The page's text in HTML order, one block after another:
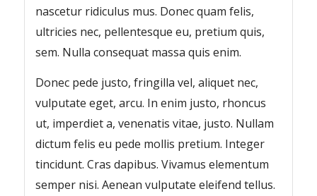
nascetur ridiculus mus. Donec quam felis,
ultricies nec, pellentesque eu, pretium quis,
sem. Nulla consequat massa quis enim.
Donec pede justo, fringilla vel, aliquet nec,
vulputate eget, arcu. In enim justo, rhoncus
ut, imperdiet a, venenatis vitae, justo. Nullam
dictum felis eu pede mollis pretium. Integer
tincidunt. Cras dapibus. Vivamus elementum
semper nisi. Aenean vulputate eleifend tellus.